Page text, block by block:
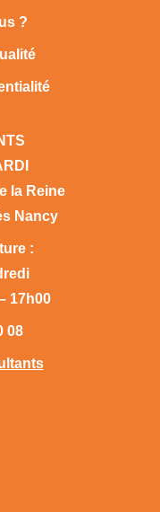
?
la Reine
Nancy
:
17h00
08